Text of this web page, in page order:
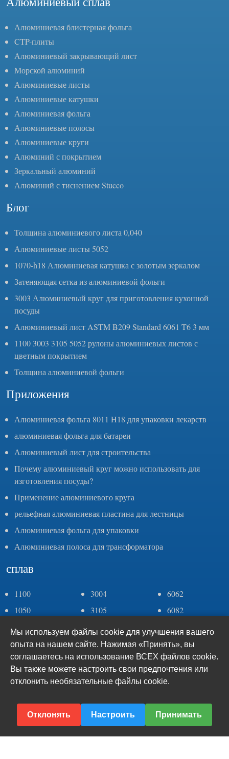
Алюминиевая блистерная фольга
CTP-плиты
Алюминиевый закрывающий лист
Морской алюминий
Алюминиевые листы
Алюминиевые катушки
Алюминиевая фольга
Алюминиевые полосы
Алюминиевые круги
Алюминий с покрытием
Зеркальный алюминий
Алюминий с тиснением Stucco
Блог
Толщина алюминиевого листа 0,040
Алюминиевые листы 5052
1070-h18 Алюминиевая катушка с золотым зеркалом
Затеняющая сетка из алюминиевой фольги
3003 Алюминиевый круг для приготовления кухонной
посуды
Алюминиевый лист ASTM B209 Standard 6061 T6 3 мм
1100 3003 3105 5052 рулоны алюминиевых листов с
цветным покрытием
Толщина алюминиевой фольги
Приложения
Алюминиевая фольга 8011 H18 для упаковки лекарств
алюминиевая фольга для батареи
Алюминиевый лист для строительства
Почему алюминиевый круг можно использовать для
изготовления посуды?
Применение алюминиевого круга
рельефная алюминиевая пластина для лестницы
Алюминиевая фольга для упаковки
Алюминиевая полоса для трансформатора
сплав
1100
1050
1060
1070
1235
2024
3003
3004
3105
4006
5083
5052
6061
6062
6082
6005
7075
Мы используем файлы cookie для улучшения вашего
опыта на нашем сайте. Нажимая «Принять», вы
соглашаетесь на использование ВСЕХ файлов cookie.
Вы также можете настроить свои предпочтения или
отклонить необязательные файлы cookie.
Отклонять Настроить Принимать